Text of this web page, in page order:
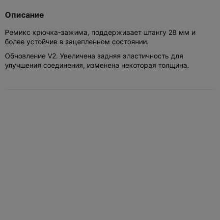
Описание
Ремикс крючка-зажима, поддерживает штангу 28 мм и
более устойчив в зацепленном состоянии.
Обновление V2. Увеличена задняя эластичность для
улучшения соединения, изменена некоторая толщина.